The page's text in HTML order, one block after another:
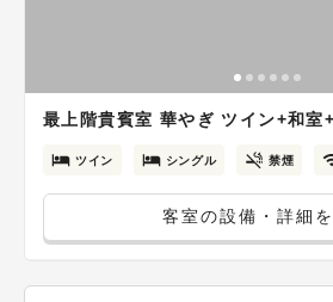
最上階貴賓室 華やぎ ツイン+和室
ツイン シングル 禁煙
客室の設備・詳細